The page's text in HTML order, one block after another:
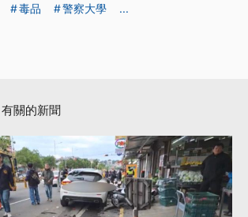
毒品 警察大學 ...
有關的新聞